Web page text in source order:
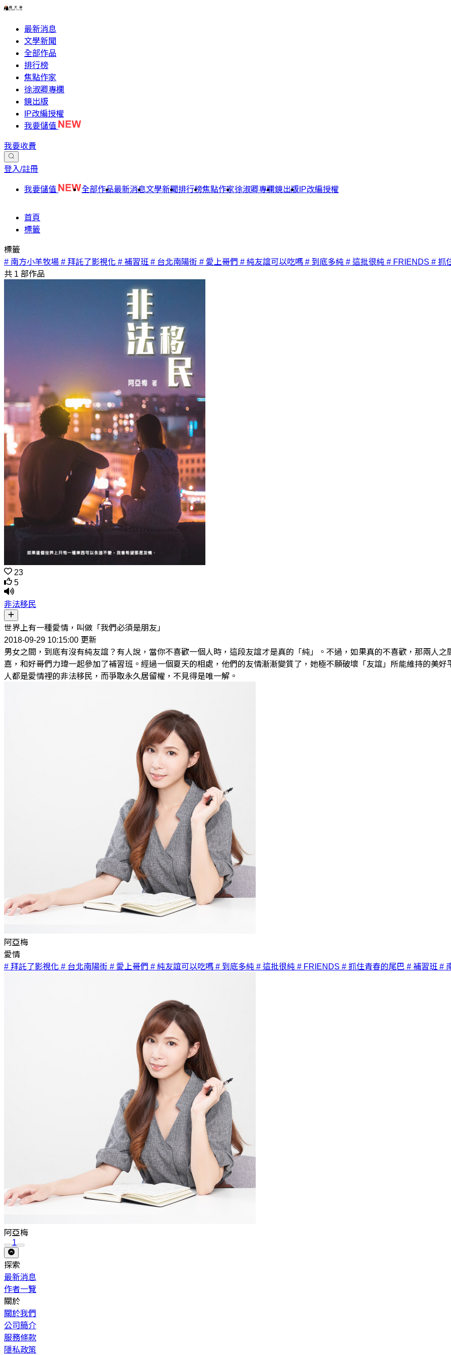
最新消息
文學新聞
全部作品
排行榜
焦點作家
徐淑卿專欄
鏡出版
IP改編授權
我要儲值
我要收費
登入/註冊
我要儲值 全部作品最新消息文學新聞排行榜焦點作家徐淑卿專欄鏡出版 IP改編授權
首頁
標籤
標籤
# 南方小羊牧場 # 拜託了影視化 # 補習班 # 台北南陽街 # 愛上哥們 # 純友誼可以吃嗎 # 到底多純 # 這批很純 # FRIENDS # 抓
共 1 部作品
23
5
非法移民
世界上有一種愛情，叫做「我們必須是朋友」
2018-09-29 10:15:00 更新
男女之間，到底有沒有純友誼？有人說，當你不喜歡一個人時，這段友誼才是真的「純」。不過，如果真的不喜歡，那兩人
嘉，和好哥們力瑋一起參加了補習班。經過一個夏天的相處，他們的友情漸漸變質了，她極不願破壞「友誼」所能維持的美
人都是愛情裡的非法移民，而爭取永久居留權，不見得是唯一解。
阿亞梅
愛情
# 拜託了影視化 # 台北南陽街 # 愛上哥們 # 純友誼可以吃嗎 # 到底多純 # 這批很純 # FRIENDS # 抓住青春的尾巴 # 補習班 #
阿亞梅
1
探索
最新消息
作者一覽
關於
關於我們
公司簡介
服務條款
隱私政策